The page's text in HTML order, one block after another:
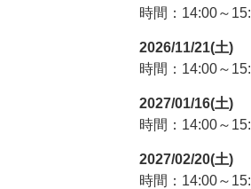
時間：14:00～
2026/11/21(土)
時間：14:00～
2027/01/16(土)
時間：14:00～
2027/02/20(土)
時間：14:00～